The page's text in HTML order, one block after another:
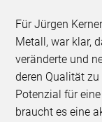
Für Jürgen
Metall, war klar,
veränderte und
deren Qualität zu
Potenzial für
braucht es eine